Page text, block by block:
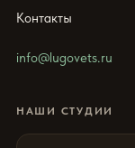
Контакты
info@lugovets.ru
НАШИ СТУДИИ